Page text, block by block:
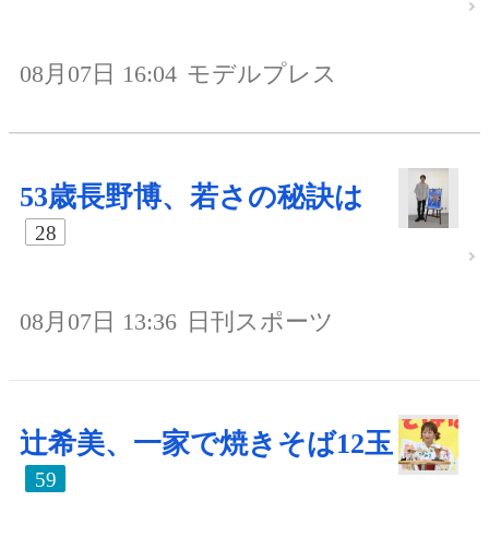
08月07日 16:04 モデルプレス
53歳長野博、若さの秘訣は
28
08月07日 13:36 日刊スポーツ
辻希美、一家で焼きそば12玉
59